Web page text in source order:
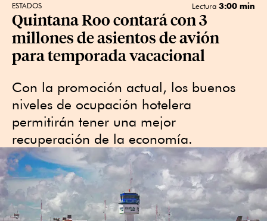
ESTADOS Lectura 3:00 min
Quintana Roo contará con 3
millones de asientos de avión
para temporada vacacional
Con la promoción actual, los buenos
niveles de ocupación hotelera
permitirán tener una mejor
recuperación de la economía.